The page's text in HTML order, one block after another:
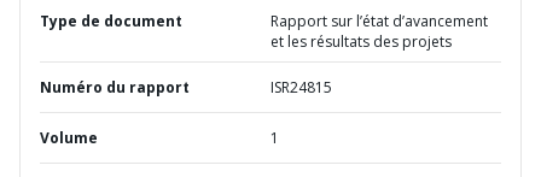
Type de document
Rapport sur l’état d’avancement
et les résultats des projets
Numéro du rapport ISR24815
Volume 1